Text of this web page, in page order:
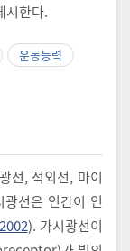
시한다.
운동능력
선, 적외선, 마이
선은 인간이 인
). 가시광선이